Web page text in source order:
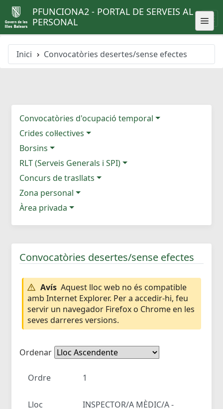
PFUNCIONA2 - PORTAL DE SERVEIS AL
PERSONAL
Inici Convocatòries desertes/sense efectes
Convocatòries d'ocupació temporal
Crides col·lectives
Borsins
RLT (Serveis Generals i SPI)
Concurs de trasllats
Zona personal
Àrea privada
Convocatòries desertes/sense efectes
Avís Aquest lloc web no és compatible
amb Internet Explorer. Per a accedir-hi, feu
servir un navegador Firefox o Chrome en les
seves darreres versions.
Ordenar
Ordre 1
Lloc
INSPECTOR/A MÈDIC/A -